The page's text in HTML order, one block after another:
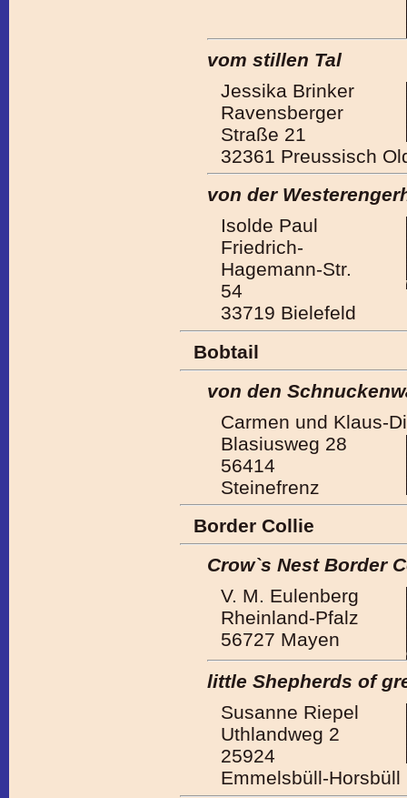
vom stillen Tal
Jessika Brinker
Ravensberger
Straße 21
32361 Preussisch
von der
Isolde Paul
Friedrich-
Hagemann-Str.
54
33719 Bielefeld
Bobtail
von den
Carmen und Klaus-
Blasiusweg 28
56414
Steinefrenz
Border Collie
Crow`s Nest Border
V. M. Eulenberg
Rheinland-Pfalz
56727 Mayen
little Shepherds of
Susanne Riepel
Uthlandweg 2
25924
Emmelsbüll-Horsbüll